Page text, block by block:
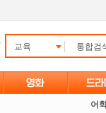
교육 통합검
어